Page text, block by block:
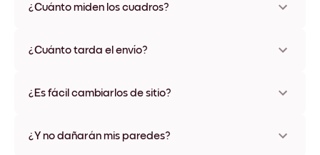
¿Cuánto miden los cuadros?
materiales y colores de marco, incluidas opciones sin marco y
¿Cuánto tarda el envío?
disponibles en algunos países. Te enviaremos un número de
¿Es fácil cambiarlos de sitio?
ningún daño
¿Y no dañarán mis paredes?